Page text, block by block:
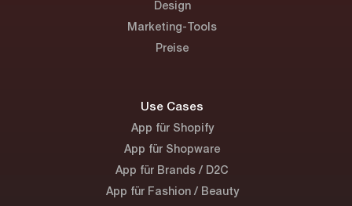
Design
Marketing-Tools
Preise
Use Cases
App für Shopify
App für Shopware
App für Brands / D2C
App für Fashion / Beauty